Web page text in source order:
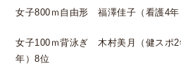
女子800ｍ自由形 福澤佳
女子100ｍ背泳ぎ 木村美月（健スポ2
年）8位